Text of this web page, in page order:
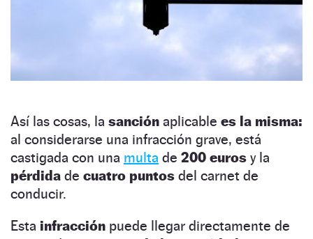
Así las cosas, la sanción aplicable es la misma:
al considerarse una infracción grave, está
castigada con una multa de 200 euros y la
pérdida de cuatro puntos del carnet de
conducir.
Esta infracción puede llegar directamente de